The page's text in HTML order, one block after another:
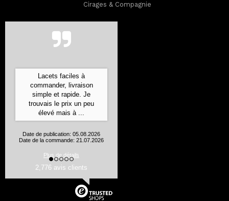
Cirages & Compagnie
Commande expédiée ultra
rapidement, bien emballée
et les produits sont
conformes à leur
description
Aurelie J., Flines les Mortagne
Date de la commande: 24.07.2026
Plus de détails
2,776 avis clients